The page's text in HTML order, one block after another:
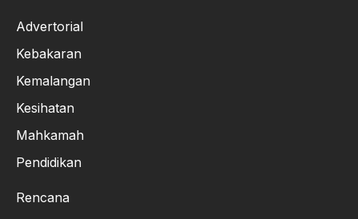
Advertorial
Kebakaran
Kemalangan
Kesihatan
Mahkamah
Pendidikan
Rencana